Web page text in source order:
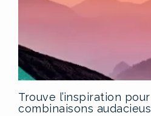
Trouve l’inspiration
combinaisons